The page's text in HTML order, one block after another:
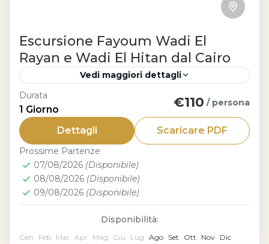
Escursione Fayoum Wadi El
Rayan e Wadi El Hitan dal Cairo
Vedi maggiori dettagli
Cairo
Con l’escursione Fayoum Wadi El Rayan
e Wadi El Hitan dal Cairo vivrai una
giornata tra natura e storia in uno degli
scenari più unici...
Durata
1 Giorno €110 / persona
Dettagli Scaricare PDF
Prossime Partenze
07/08/2026 (Disponibile)
08/08/2026 (Disponibile)
09/08/2026 (Disponibile)
Disponibilità:
Gen Feb Mar Apr Mag Giu Lug Ago Set Ott Nov Dic